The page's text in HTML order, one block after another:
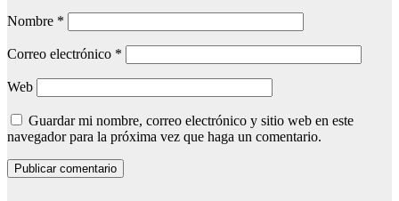
Nombre *
Correo electrónico *
Web
Guardar mi nombre, correo electrónico y sitio web en este
navegador para la próxima vez que haga un comentario.